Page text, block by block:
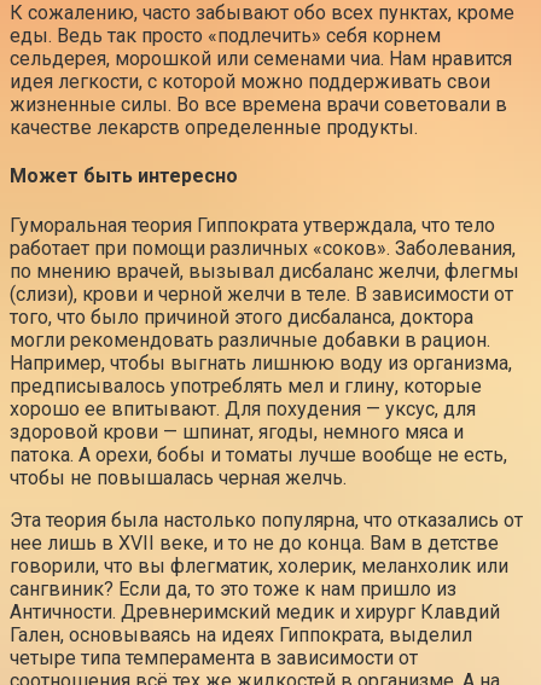
К сожалению, часто забывают обо всех пунктах, кроме
еды. Ведь так просто «подлечить» себя корнем
сельдерея, морошкой или семенами чиа. Нам нравится
идея легкости, с которой можно поддерживать свои
жизненные силы. Во все времена врачи советовали в
качестве лекарств определенные продукты.
Может быть интересно
Гуморальная теория Гиппократа утверждала, что тело
работает при помощи различных «соков». Заболевания,
по мнению врачей, вызывал дисбаланс желчи, флегмы
(слизи), крови и черной желчи в теле. В зависимости от
того, что было причиной этого дисбаланса, доктора
могли рекомендовать различные добавки в рацион.
Например, чтобы выгнать лишнюю воду из организма,
предписывалось употреблять мел и глину, которые
хорошо ее впитывают. Для похудения — уксус, для
здоровой крови — шпинат, ягоды, немного мяса и
патока. А орехи, бобы и томаты лучше вообще не есть,
чтобы не повышалась черная желчь.
Эта теория была настолько популярна, что отказались от
нее лишь в XVII веке, и то не до конца. Вам в детстве
говорили, что вы флегматик, холерик, меланхолик или
сангвиник? Если да, то это тоже к нам пришло из
Античности. Древнеримский медик и хирург Клавдий
Гален, основываясь на идеях Гиппократа, выделил
четыре типа темперамента в зависимости от